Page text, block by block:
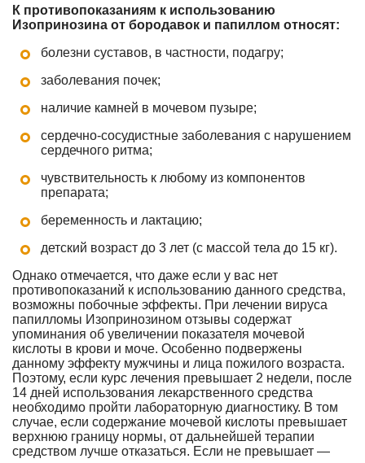
К противопоказаниям к использованию
Изопринозина от бородавок и папиллом относят:
болезни суставов, в частности, подагру;
заболевания почек;
наличие камней в мочевом пузыре;
сердечно-сосудистные заболевания с нарушением
сердечного ритма;
чувствительность к любому из компонентов
препарата;
беременность и лактацию;
детский возраст до 3 лет (с массой тела до 15 кг).
Однако отмечается, что даже если у вас нет
противопоказаний к использованию данного средства,
возможны побочные эффекты. При лечении вируса
папилломы Изопринозином отзывы содержат
упоминания об увеличении показателя мочевой
кислоты в крови и моче. Особенно подвержены
данному эффекту мужчины и лица пожилого возраста.
Поэтому, если курс лечения превышает 2 недели, после
14 дней использования лекарственного средства
необходимо пройти лабораторную диагностику. В том
случае, если содержание мочевой кислоты превышает
верхнюю границу нормы, от дальнейшей терапии
средством лучше отказаться. Если не превышает —